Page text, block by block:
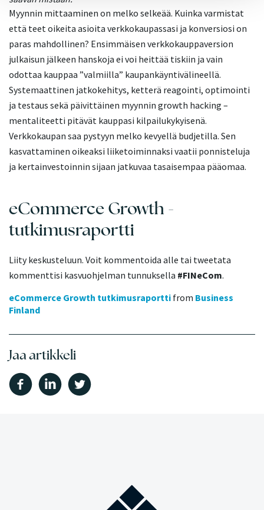
Myynnin mittaaminen on melko selkeää. Kuinka varmistat
että teet oikeita asioita verkkokaupassasi ja konversiosi on
paras mahdollinen? Ensimmäisen verkkokauppaversion
julkaisun jälkeen hanskoja ei voi heittää tiskiin ja vain
odottaa kauppaa ”valmiilla” kaupankäyntivälineellä.
Systemaattinen jatkokehitys, ketterä reagointi, optimointi
ja testaus sekä päivittäinen myynnin growth hacking –
mentaliteetti pitävät kauppasi kilpailukykyisenä.
Verkkokaupan saa pystyyn melko kevyellä budjetilla. Sen
kasvattaminen oikeaksi liiketoiminnaksi vaatii ponnisteluja
ja kertainvestoinnin sijaan jatkuvaa tasaisempaa pääomaa.
eCommerce Growth -
tutkimusraportti
Liity keskusteluun. Voit kommentoida alle tai tweetata
kommenttisi kasvuohjelman tunnuksella #FINeCom.
eCommerce Growth tutkimusraportti from Business
Finland
Jaa artikkeli